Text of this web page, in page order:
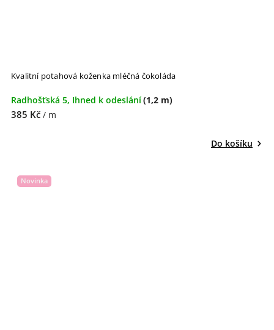
Kvalitní potahová koženka mléčná čokoláda
Radhošťská 5, Ihned k odeslání(1,2 m)
385 Kč / m
Do košíku
Novinka